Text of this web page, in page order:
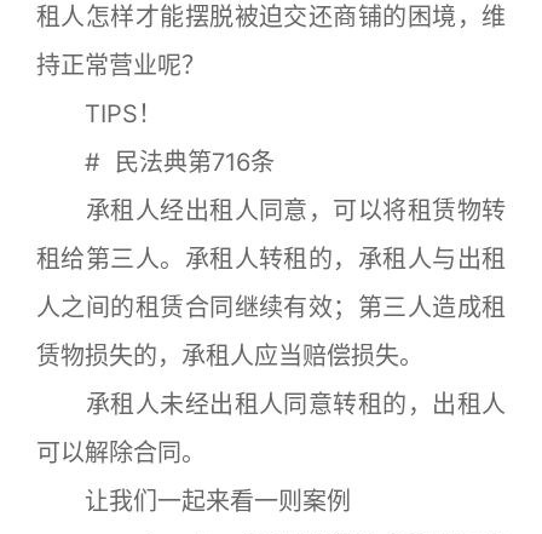
租人怎样才能摆脱被迫交还商铺的困境，维
持正常营业呢？
TIPS！
# 民法典第716条
承租人经出租人同意，可以将租赁物转
租给第三人。承租人转租的，承租人与出租
人之间的租赁合同继续有效；第三人造成租
赁物损失的，承租人应当赔偿损失。
承租人未经出租人同意转租的，出租人
可以解除合同。
让我们一起来看一则案例